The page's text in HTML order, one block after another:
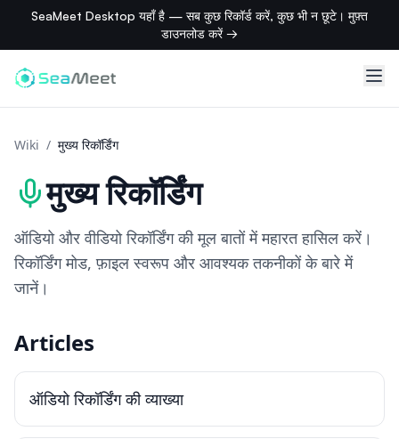
SeaMeet Desktop यहाँ है — सब कुछ रिकॉर्ड करें, कुछ भी न छूटे। मुफ़्त
डाउनलोड करें →
Wiki / मुख्य रिकॉर्डिंग
मुख्य रिकॉर्डिंग
ऑडियो और वीडियो रिकॉर्डिंग की मूल बातों में महारत हासिल करें।
रिकॉर्डिंग मोड, फ़ाइल स्वरूप और आवश्यक तकनीकों के बारे में
जानें।
Articles
ऑडियो रिकॉर्डिंग की व्याख्या